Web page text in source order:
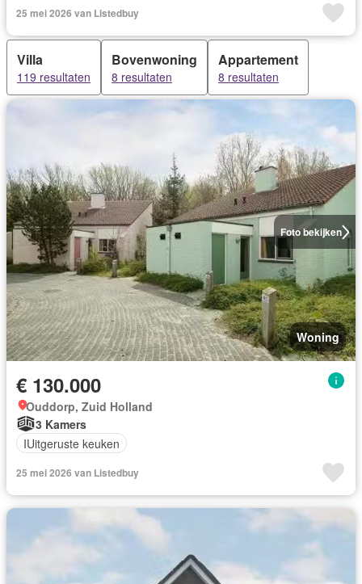
25 mei 2026 van Listedbuy
Villa
119 resultaten
Bovenwoning
8 resultaten
Appartement
8 resultaten
Foto bekijken
Woning
€ 130.000
Ouddorp, Zuid Holland
3 Kamers
IUitgeruste keuken
25 mei 2026 van Listedbuy